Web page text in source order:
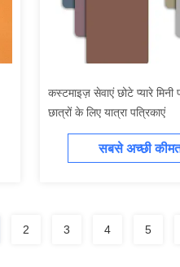
कस्टमाइज़ सेवाएं छोटे प्यारे
छात्रों के लिए यात्रा पत्रिकाएं
सबसे अच्छी कीमत
2 3 4 5